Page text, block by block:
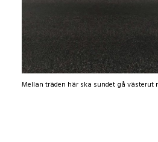
Mellan träden här ska sundet gå västerut